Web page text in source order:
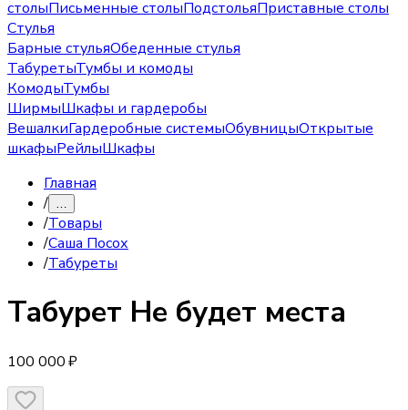
столыПисьменные столыПодстольяПриставные столы
Стулья
Барные стульяОбеденные стулья
ТабуретыТумбы и комоды
КомодыТумбы
ШирмыШкафы и гардеробы
ВешалкиГардеробные системыОбувницыОткрытые
шкафыРейлыШкафы
Главная
/ …
/Товары
/Саша Посох
/Табуреты
Табурет Не будет места
100 000 ₽